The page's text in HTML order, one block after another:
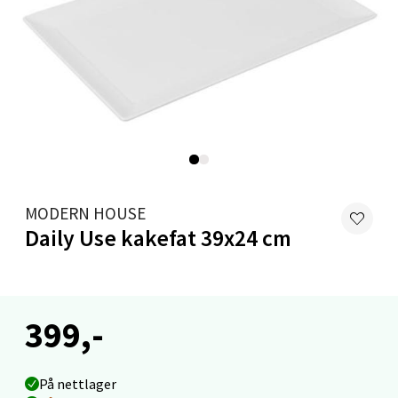
MODERN HOUSE
Daily Use kakefat 39x24 cm
399,-
På nettlager
Levanger - Magneten
Moafjæra 14, 7606 Levanger
Åpent i dag 10-20
Skarvøyveien 55, 4517 Mandal
Åpent i dag 10-20
3 i butikk